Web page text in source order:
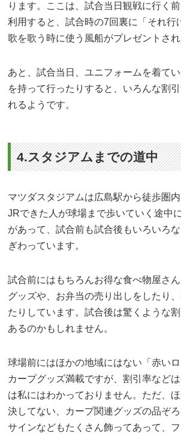
ります。ここは、試合当日観戦に行く
利用すると、試合時の7回裏に「それ行
歌を歌う時に使う風船がプレゼントされ
あと、試合当日、ユニフォームを着て
を持って行ったりすると、いろんな割
れるようです。
4.スタジアムまでの道中
マツダスタジアムは広島駅から徒歩圏
JRできた人が球場まで歩いていく途中
があって、試合前も試合後もいろいろ
ぎわっています。
試合前にはもちろんお得な食べ物屋さ
グッズや、お弁当の売り出しをしたり
たりしています。試合後は驚くような
あるのかもしれません。
球場前にはほかの地域にはない「赤いロ
カープグッズ満載ですが、割引率など
は私にはわかっておりません。ただ、
決してない、カープ関連グッズの品ぞ
サインなどもたくさん飾ってあって、